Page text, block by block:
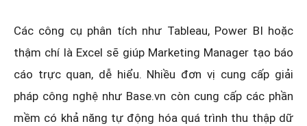
Các công cụ phân tích như Tableau, Power BI hoặc
thậm chí là Excel sẽ giúp Marketing Manager tạo báo
cáo trực quan, dễ hiểu. Nhiều đơn vị cung cấp giải
pháp công nghệ như Base.vn còn cung cấp các phần
mềm có khả năng tự động hóa quá trình thu thập dữ